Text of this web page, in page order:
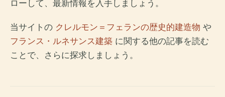
ローして、最新情報を入手しましょう。
当サイトの クレルモン＝フェランの歴史的建造物 や
フランス・ルネサンス建築 に関する他の記事を読む
ことで、さらに探求しましょう。